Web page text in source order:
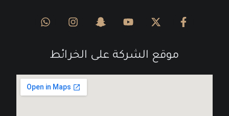
موقع الشركة على الخرائط